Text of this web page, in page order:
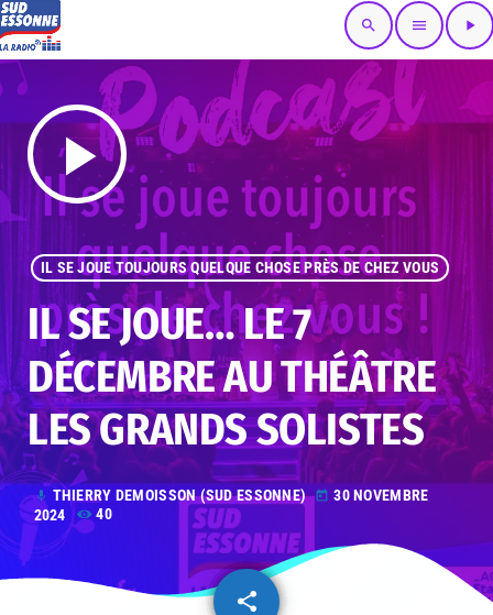
search menu play_arrow
play_arrow
IL SE JOUE TOUJOURS QUELQUE CHOSE PRÈS DE CHEZ VOUS
IL SE JOUE… LE 7
DÉCEMBRE AU THÉÂTRE
LES GRANDS SOLISTES
mic THIERRY DEMOISSON (SUD ESSONNE) today 30 NOVEMBRE
2024
40
share
email